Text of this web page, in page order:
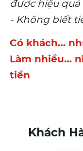
từ đâu
không có
không chắc
Khách